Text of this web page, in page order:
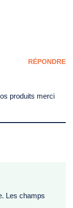
RÉPONDRE
produits merci
Les champs